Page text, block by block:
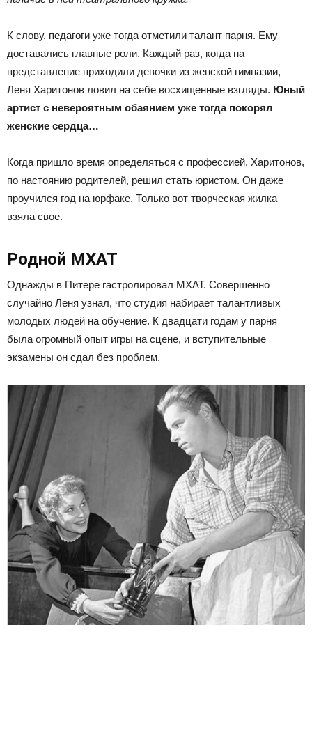
К слову, педагоги уже тогда отметили талант парня. Ему
доставались главные роли. Каждый раз, когда на
представление приходили девочки из женской гимназии,
Леня Харитонов ловил на себе восхищенные взгляды. Юный
артист с невероятным обаянием уже тогда покорял
женские сердца…
Когда пришло время определяться с профессией, Харитонов,
по настоянию родителей, решил стать юристом. Он даже
проучился год на юрфаке. Только вот творческая жилка
взяла свое.
Родной МХАТ
Однажды в Питере гастролировал МХАТ. Совершенно
случайно Леня узнал, что студия набирает талантливых
молодых людей на обучение. К двадцати годам у парня
была огромный опыт игры на сцене, и вступительные
экзамены он сдал без проблем.